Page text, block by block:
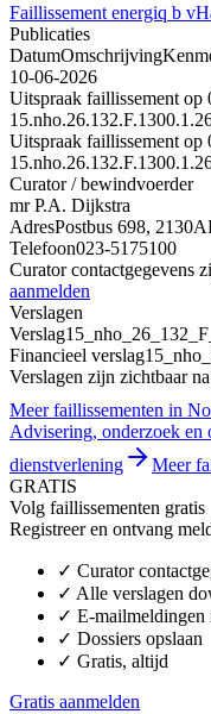
Faillissement energiq b v
Publicaties
DatumOmschrijving
10-06-2026
Uitspraak faillissement op
Uitspraak faillissement op
Curator / bewindvoerder
mr P.A. Dijkstra
AdresPostbus 698,
Telefoon023-5175100
Curator contactgegevens
aanmelden
Verslagen
Verslag
Financieel verslag
Verslagen zijn zichtbaar
Meer faillissementen in
Advisering, onderzoek en
dienstverlening
Meer
GRATIS
Volg faillissementen gratis
Registreer en ontvang
✓ Curator
✓ Alle verslagen
✓ E-mailmeldingen
✓ Dossiers opslaan
✓ Gratis, altijd
Gratis aanmelden